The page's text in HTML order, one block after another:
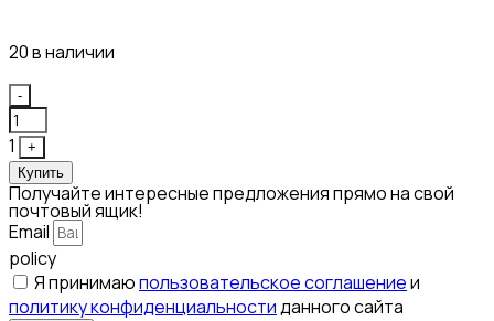
20 в наличии
Quantity
-
1
+
Купить
Получайте интересные предложения прямо на свой
почтовый ящик!
Email
policy
Я принимаюпользовательское соглашениеи
политику конфиденциальностиданного сайта